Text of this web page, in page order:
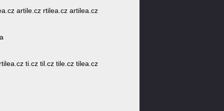
artile.cz rtilea.cz artilea.cz
ti.cz til.cz tile.cz tilea.cz